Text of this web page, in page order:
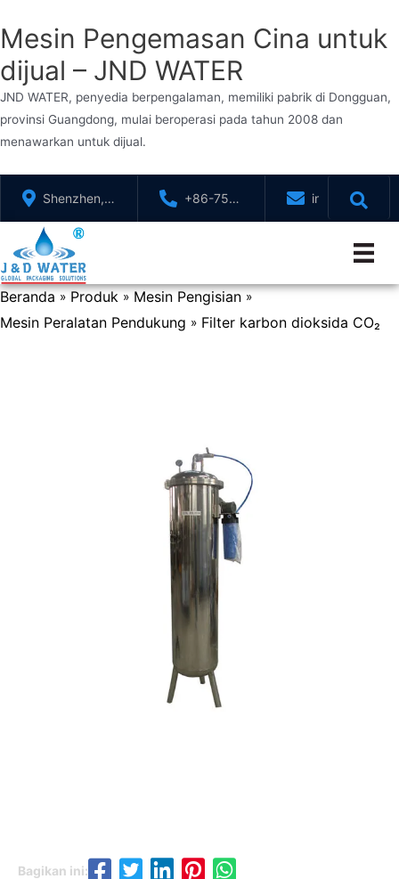
Mesin Pengemasan Cina untuk
dijual – JND WATER
JND WATER, penyedia berpengalaman, memiliki pabrik di Dongguan,
provinsi Guangdong, mulai beroperasi pada tahun 2008 dan
menawarkan untuk dijual.
Shenzhen,
GuangDong,
Cina
+86-755-
88321071
Beranda » Produk » Mesin Pengisian »
Mesin Peralatan Pendukung » Filter karbon dioksida CO₂
Bagikan ini: